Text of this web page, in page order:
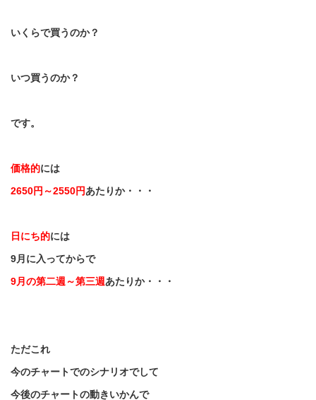
いくらで買うのか？
いつ買うのか？
です。
価格的には
2650円～2550円あたりか・・・
日にち的には
9月に入ってからで
9月の第二週～第三週あたりか・・・
ただこれ
今のチャートでのシナリオでして
今後のチャートの動きいかんで